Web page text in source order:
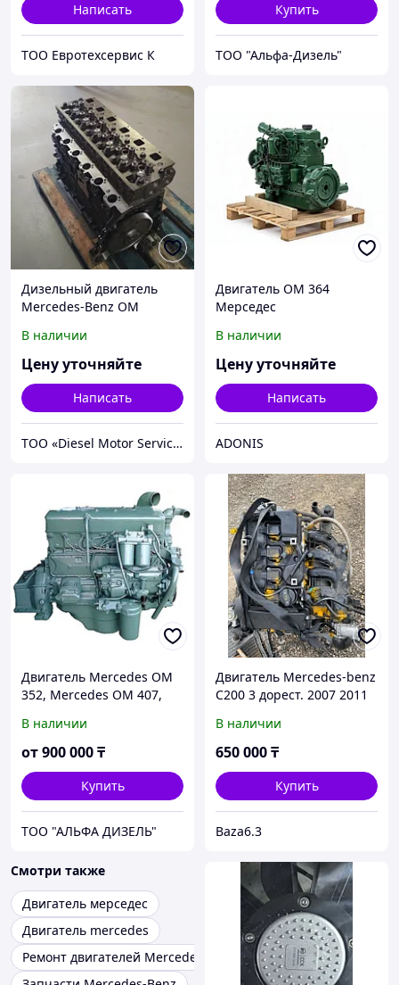
Написать
ТОО Евротехсервис К
Купить
ТОО "Альфа-Дизель"
Дизельный двигатель
Mercedes-Benz OM
В наличии
Цену уточняйте
Написать
TOO «Diesel Motor Service»
Двигатель ОМ 364
Мерседес
В наличии
Цену уточняйте
Написать
ADONIS
Двигатель Mercedes OM
352, Mercedes OM 407,
Mercedes OM 447,
Mercedes OM 401,
В наличии
от900 000₸
Купить
ТОО "АЛЬФА ДИЗЕЛЬ"
Двигатель Mercedes-benz
C200 3 дорест. 2007 2011
Compressor 2009
В наличии
650 000₸
Купить
Baza6.3
Смотри также
Двигатель мерседес
Двигатель mercedes
Ремонт двигателей Mercedes